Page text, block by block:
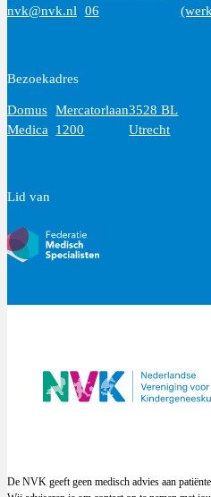
nvk@nvk.nl 06
Bezoekadres
Domus
Medica
Mercatorlaan
1200
3528 BL
Utrecht
Lid van
De NVK geeft geen medisch advies aan